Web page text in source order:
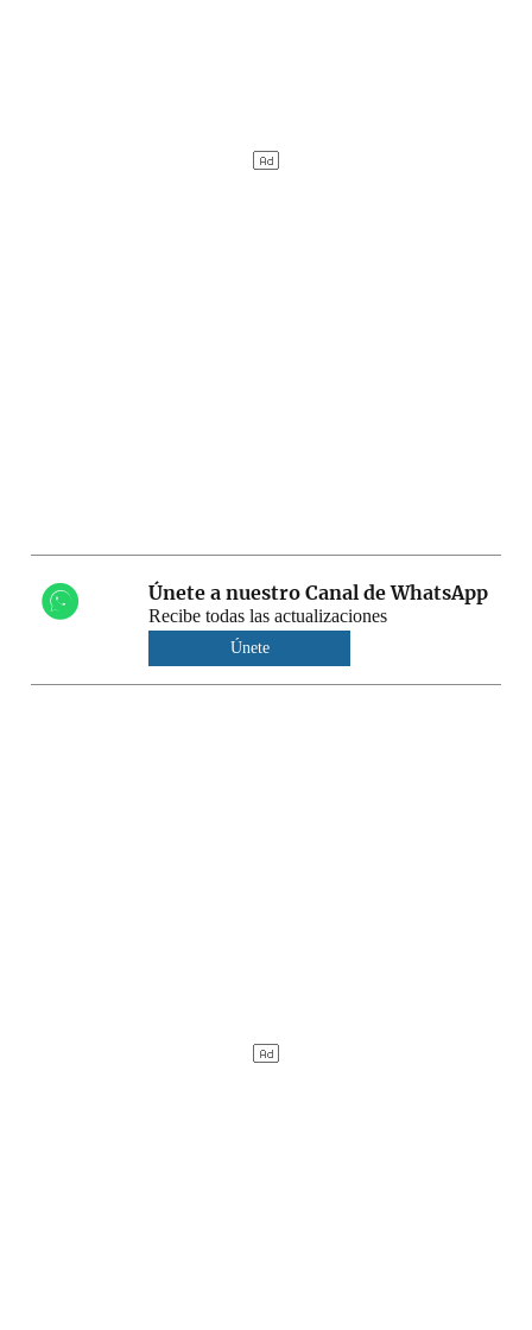
Únete a nuestro Canal de WhatsApp
Recibe todas las actualizaciones
Únete